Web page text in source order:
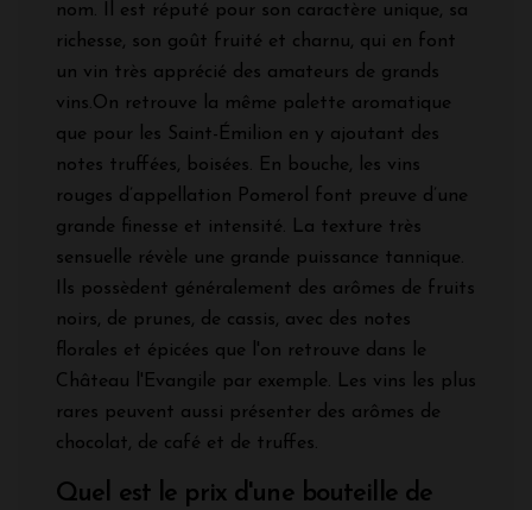
nom. Il est réputé pour son caractère unique, sa
richesse, son goût fruité et charnu, qui en font
un vin très apprécié des amateurs de grands
vins.On retrouve la même palette aromatique
que pour les Saint-Émilion en y ajoutant des
notes truffées, boisées. En bouche, les vins
rouges d’appellation Pomerol font preuve d’une
grande finesse et intensité. La texture très
sensuelle révèle une grande puissance tannique.
Ils possèdent généralement des arômes de fruits
noirs, de prunes, de cassis, avec des notes
florales et épicées que l'on retrouve dans le
Château l'Evangile par exemple. Les vins les plus
rares peuvent aussi présenter des arômes de
chocolat, de café et de truffes.
Quel est le prix d'une bouteille de